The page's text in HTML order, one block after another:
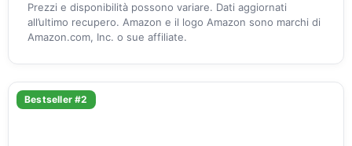
Prezzi e disponibilità possono variare. Dati aggiornati
all’ultimo recupero. Amazon e il logo Amazon sono marchi di
Amazon.com, Inc. o sue affiliate.
Bestseller #2